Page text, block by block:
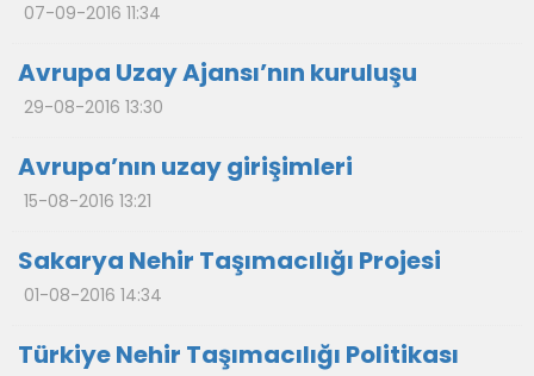
07-09-2016 11:34
Avrupa Uzay Ajansı’nın kuruluşu
29-08-2016 13:30
Avrupa’nın uzay girişimleri
15-08-2016 13:21
Sakarya Nehir Taşımacılığı Projesi
01-08-2016 14:34
Türkiye Nehir Taşımacılığı Politikası